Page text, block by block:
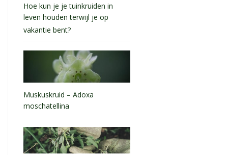
Hoe kun je je tuinkruiden in
leven houden terwijl je op
vakantie bent?
Muskuskruid – Adoxa
moschatellina